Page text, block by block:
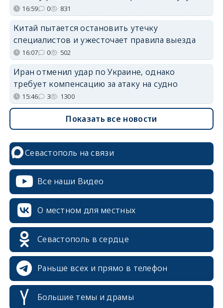
16:59 0 831
Китай пытается остановить утечку
специалистов и ужесточает правила выезда
16:07 0 502
Иран отменил удар по Украине, однако
требует компенсацию за атаку на судно
15:46 3 1300
Показать все новости
Севастополь на связи
Все наши Видео
О местном для местных
Севастополь в сердце
Раньше всех и прямо в телефон
Большие темы и драмы